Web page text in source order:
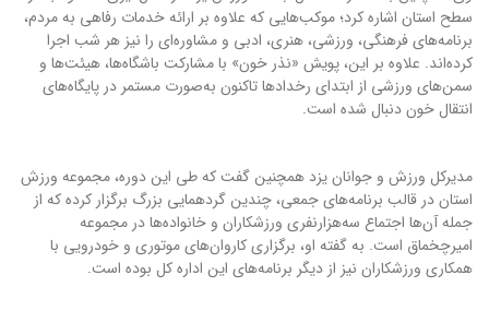
سطح استان اشاره کرد؛ موکب‌هایی که علاوه بر ارائه خدمات رفاهی به مردم،
برنامه‌های فرهنگی، ورزشی، هنری، ادبی و مشاوره‌ای را نیز هر شب اجرا
کرده‌اند. علاوه بر این، پویش «نذر خون» با مشارکت باشگاه‌ها، هیئت‌ها و
سمن‌های ورزشی از ابتدای رخدادها تاکنون به‌صورت مستمر در پایگاه‌های
انتقال خون دنبال شده است.
مدیرکل ورزش و جوانان یزد همچنین گفت که طی این دوره، مجموعه ورزش
استان در قالب برنامه‌های جمعی، چندین گردهمایی بزرگ برگزار کرده که از
جمله آن‌ها اجتماع سه‌هزارنفری ورزشکاران و خانواده‌ها در مجموعه
امیرچخماق است. به گفته او، برگزاری کاروان‌های موتوری و خودرویی با
همکاری ورزشکاران نیز از دیگر برنامه‌های این اداره کل بوده است.